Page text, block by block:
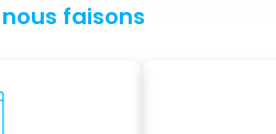
faisons